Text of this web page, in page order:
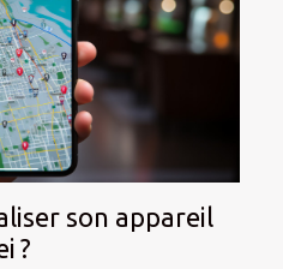
son appareil
?